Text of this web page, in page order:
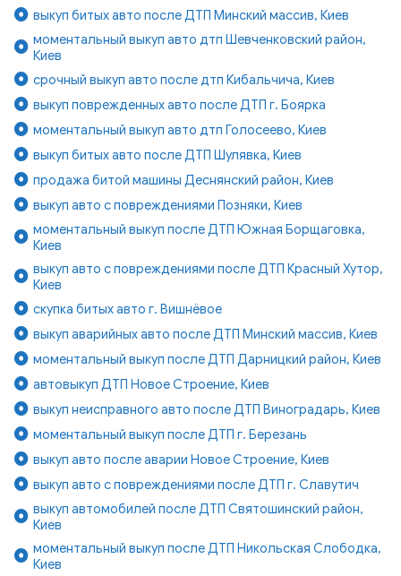
выкуп битых авто после ДТП Минский массив, Киев
моментальный выкуп авто дтп Шевченковский район,
Киев
срочный выкуп авто после дтп Кибальчича, Киев
выкуп поврежденных авто после ДТП г. Боярка
моментальный выкуп авто дтп Голосеево, Киев
выкуп битых авто после ДТП Шулявка, Киев
продажа битой машины Деснянский район, Киев
выкуп авто с повреждениями Позняки, Киев
моментальный выкуп после ДТП Южная Борщаговка,
Киев
выкуп авто с повреждениями после ДТП Красный Хутор,
Киев
скупка битых авто г. Вишнёвое
выкуп аварийных авто после ДТП Минский массив, Киев
моментальный выкуп после ДТП Дарницкий район, Киев
автовыкуп ДТП Новое Строение, Киев
выкуп неисправного авто после ДТП Виноградарь, Киев
моментальный выкуп после ДТП г. Березань
выкуп авто после аварии Новое Строение, Киев
выкуп авто с повреждениями после ДТП г. Славутич
выкуп автомобилей после ДТП Святошинский район,
Киев
моментальный выкуп после ДТП Никольская Слободка,
Киев